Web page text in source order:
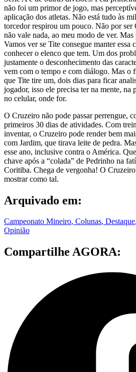
não foi um primor de jogo, mas
aplicação dos atletas. Não está tudo às
torcedor respirou um pouco. Não por
não vale nada, ao meu modo de ver.
Vamos ver se Tite consegue manter essa
conhecer o elenco que tem. Um dos
justamente o desconhecimento das
vem com o tempo e com diálogo. Mas o
que Tite tire um, dois dias para ficar
jogador, isso ele precisa ter na mente, na
no celular, onde for.
O Cruzeiro não pode passar perrengue,
primeiros 30 dias de atividades. Com
inventar, o Cruzeiro pode render bem
com Jardim, que tirava leite de pedra.
esse ano, inclusive contra o América.
chave após a “colada” de Pedrinho na
Coritiba. Chega de vergonha! O Cruzeiro
mostrar como tal.
Arquivado em:
Campeonato Mineiro, Colunas, Destaque,
Opinião
Compartilhe AGORA: